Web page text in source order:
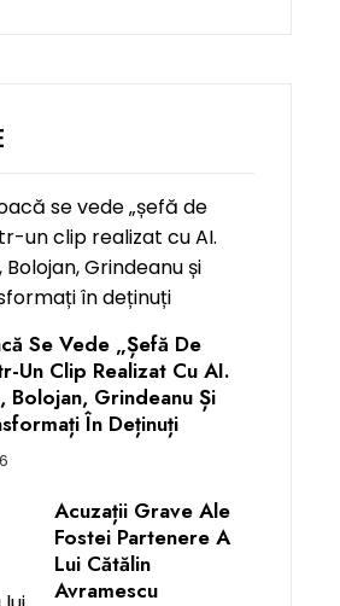
Se Vede „șefă De
Un Clip Realizat Cu AI.
Bolojan, Grindeanu Și
În Deținuți
Acuzații Grave Ale
Fostei Partenere A
Lui Cătălin
Avramescu